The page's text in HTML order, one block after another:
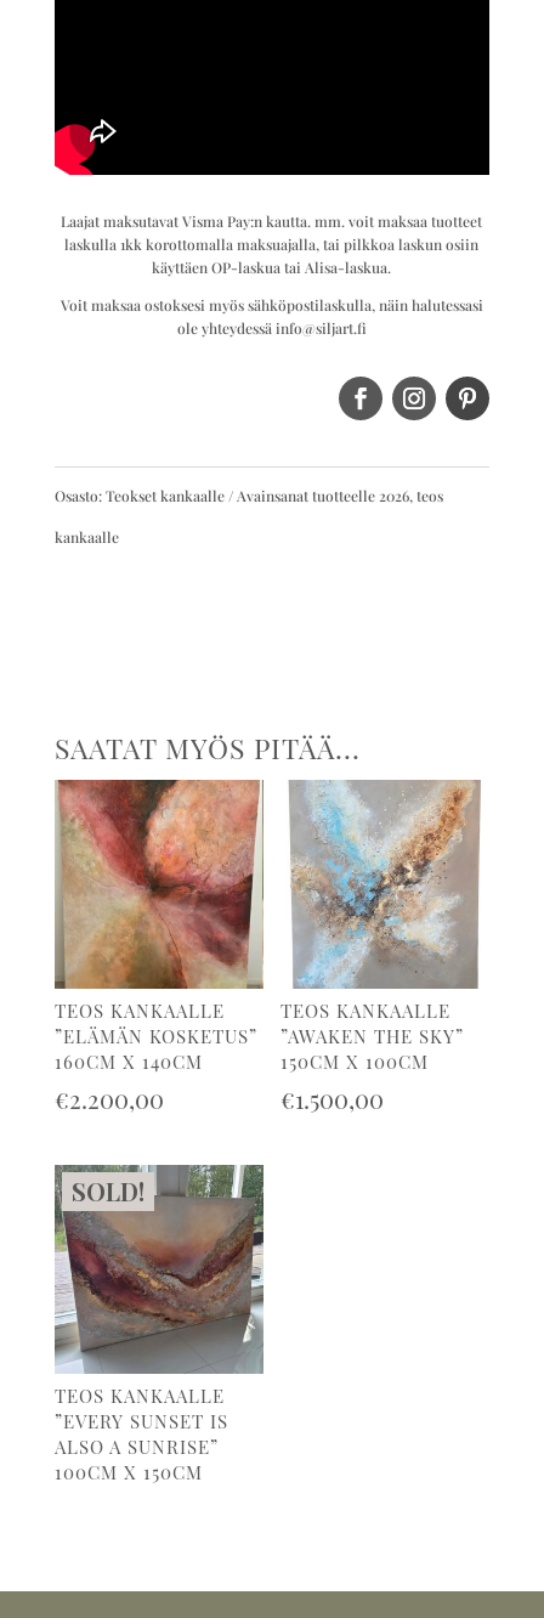
Laajat maksutavat Visma Pay:n kautta. mm. voit maksaa tuotteet
laskulla 1kk korottomalla maksuajalla, tai pilkkoa laskun osiin
käyttäen OP-laskua tai Alisa-laskua.
Voit maksaa ostoksesi myös sähköpostilaskulla, näin halutessasi
ole yhteydessä info@siljart.fi
Osasto:Teokset kankaalle Avainsanat tuotteelle2026,teos
kankaalle
SAATAT MYÖS PITÄÄ...
TEOS KANKAALLE
”ELÄMÄN KOSKETUS”
160CM X 140CM
€2.200,00
TEOS KANKAALLE
”AWAKEN THE SKY”
150CM X 100CM
€1.500,00
SOLD!
TEOS KANKAALLE
”EVERY SUNSET IS
ALSO A SUNRISE”
100CM X 150CM